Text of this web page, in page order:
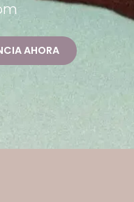
AHORA